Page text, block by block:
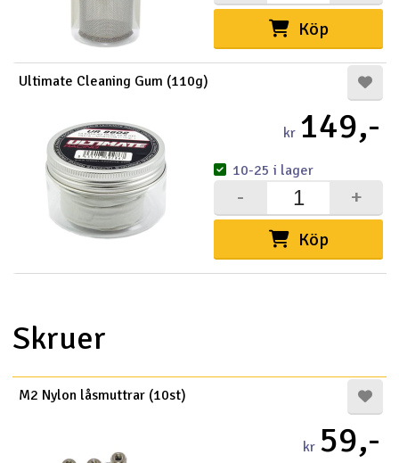
Köp
Ultimate Cleaning Gum (110g)
kr 149,-
Köp
+
-
10-25 i lager
Skruer
M2 Nylon låsmuttrar (10st)
kr 59,-